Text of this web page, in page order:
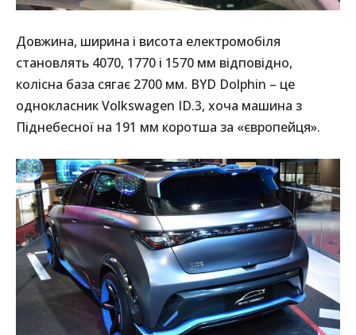
Довжина, ширина і висота електромобіля
становлять 4070, 1770 і 1570 мм відповідно,
колісна база сягає 2700 мм. BYD Dolphin – це
однокласник Volkswagen ID.3, хоча машина з
Піднебесної на 191 мм коротша за «європейця».